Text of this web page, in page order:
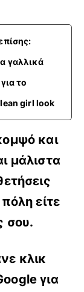
γαλλικά
το
girl look
και
μάλιστα
είτε
σου.
κλικ
για